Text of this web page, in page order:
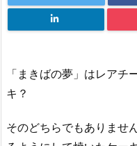
「まきばの夢」はレア
キ？
そのどちらでもありません